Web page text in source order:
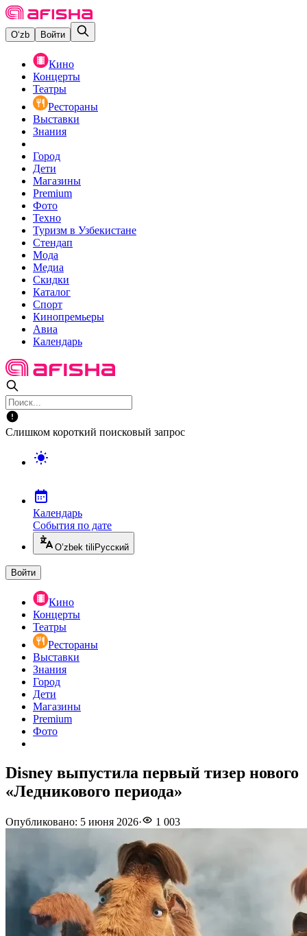
O‘zb Войти
Кино
Концерты
Театры
Рестораны
Выставки
Знания
Город
Дети
Магазины
Premium
Фото
Техно
Туризм в Узбекистане
Стендап
Мода
Медиа
Скидки
Каталог
Спорт
Кинопремьеры
Авиа
Календарь
Слишком короткий поисковый запрос
Календарь
События по дате
O’zbek tili Русский
Войти
Кино
Концерты
Театры
Рестораны
Выставки
Знания
Город
Дети
Магазины
Premium
Фото
Disney выпустила первый тизер нового
«Ледникового периода»
Опубликовано: 5 июня 2026· 1 003